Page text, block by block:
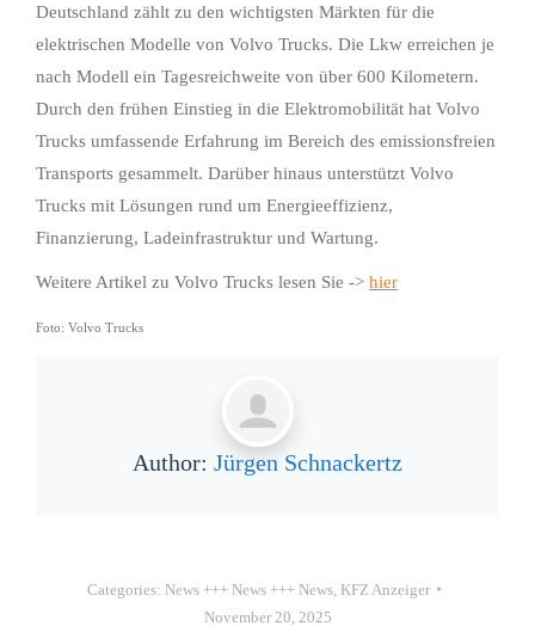
Deutschland zählt zu den wichtigsten Märkten für die
elektrischen Modelle von Volvo Trucks. Die Lkw erreichen je
nach Modell ein Tagesreichweite von über 600 Kilometern.
Durch den frühen Einstieg in die Elektromobilität hat Volvo
Trucks umfassende Erfahrung im Bereich des emissionsfreien
Transports gesammelt. Darüber hinaus unterstützt Volvo
Trucks mit Lösungen rund um Energieeffizienz,
Finanzierung, Ladeinfrastruktur und Wartung.
Weitere Artikel zu Volvo Trucks lesen Sie -> hier
Foto: Volvo Trucks
Author: Jürgen Schnackertz
Categories: News +++ News +++ News KFZ Anzeiger
November 20, 2025